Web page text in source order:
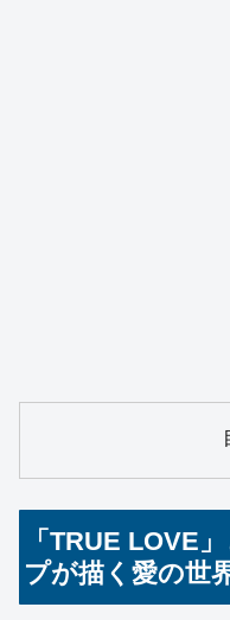
「TRUE LOVE
プが描く愛の世